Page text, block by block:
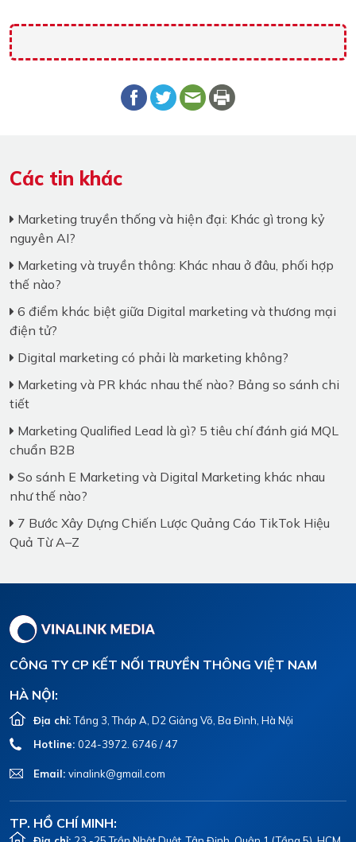
Các tin khác
Marketing truyền thống và hiện đại: Khác gì trong kỷ
nguyên AI?
Marketing và truyền thông: Khác nhau ở đâu, phối hợp
thế nào?
6 điểm khác biệt giữa Digital marketing và thương mại
điện tử?
Digital marketing có phải là marketing không?
Marketing và PR khác nhau thế nào? Bảng so sánh chi
tiết
Marketing Qualified Lead là gì? 5 tiêu chí đánh giá MQL
chuẩn B2B
So sánh E Marketing và Digital Marketing khác nhau
như thế nào?
7 Bước Xây Dựng Chiến Lược Quảng Cáo TikTok Hiệu
Quả Từ A–Z
CÔNG TY CP KẾT NỐI TRUYỀN THÔNG VIỆT NAM
HÀ NỘI:
Địa chỉ:Tầng 3, Tháp A, D2 Giảng Võ, Ba Đình, Hà Nội
Hotline: 024-3972. 6746 / 47
Email: vinalink@gmail.com
TP. HỒ CHÍ MINH: